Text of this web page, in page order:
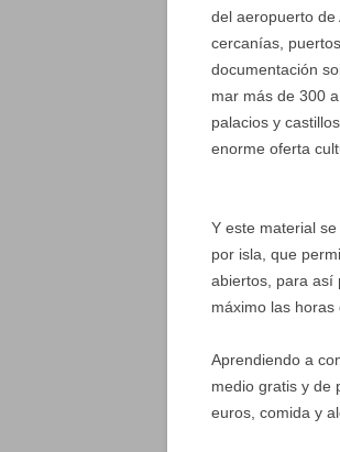
del aeropuerto
cercanías,
documentación
mar más de 300
palacios y
enorme oferta
Y este material
por isla, que
abiertos, para así
máximo las horas
Aprendiendo a
medio gratis y de
euros, comida y